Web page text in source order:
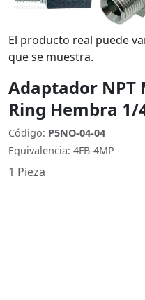
El producto real puede
que se muestra.
Adaptador NPT
Ring Hembra 1/
Código: P5NO-04-04
Equivalencia: 4FB-4MP
1 Pieza